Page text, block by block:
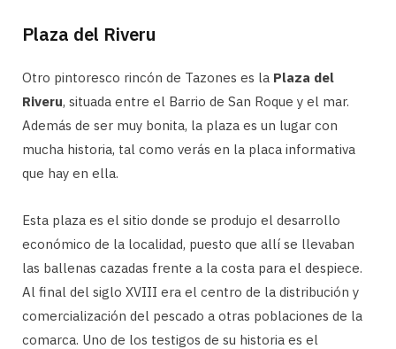
Plaza del Riveru
Otro pintoresco rincón de Tazones es la Plaza del
Riveru, situada entre el Barrio de San Roque y el mar.
Además de ser muy bonita, la plaza es un lugar con
mucha historia, tal como verás en la placa informativa
que hay en ella.
Esta plaza es el sitio donde se produjo el desarrollo
económico de la localidad, puesto que allí se llevaban
las ballenas cazadas frente a la costa para el despiece.
Al final del siglo XVIII era el centro de la distribución y
comercialización del pescado a otras poblaciones de la
comarca. Uno de los testigos de su historia es el